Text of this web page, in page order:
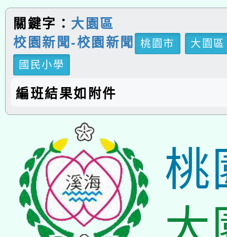
關鍵字： 大園區
校園新聞-校園新聞
桃園市
大園區
國民小學
編班結果如附件
桃